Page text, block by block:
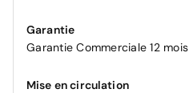
Garantie
Garantie Commerciale 12 mois
Mise en circulation